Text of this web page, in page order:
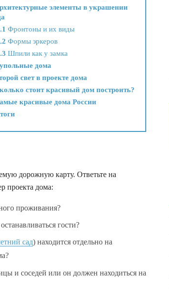
элементы в украшении
Фронтоны и их виды
Формы эркеров
Шпили как у замка
дома
свет в проекте дома
стоит красивый дом построить?
красивые дома России
дорожную карту. Ответьте на
проекта дома:
проживания?
гости?
сад) находится отдельно на
и соседей или он должен находиться на